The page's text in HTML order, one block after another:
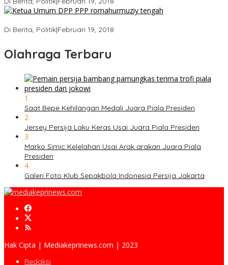
Di Berita, Politik|Februari 19, 2018
Olahraga Terbaru
1
Saat Bepe Kehilangan Medali Juara Piala Presiden
2
Jersey Persija Laku Keras Usai Juara Piala Presiden
3
Marko Simic Kelelahan Usai Arak arakan Juara Piala
Presiden
4
Galeri Foto Klub Sepakbola Indonesia Persija Jakarta
Hak Cipta | Mediakeprinews.com | 2023
Redaksi